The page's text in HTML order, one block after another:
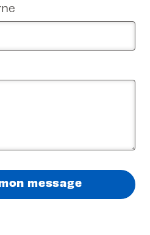
message